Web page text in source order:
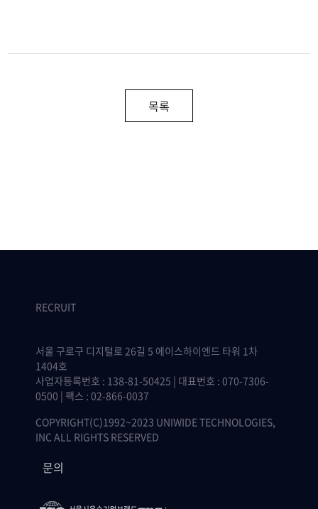
목록
RECRUIT
서울 구로구 디지털로 26길 5 에이스하이엔드 타워 1차
1404호
사업자등록번호 : 138-81-50425 | 대표번호 : 070-7306-
0500 | 팩스 : 02-866-0037
COPYRIGHT(C)1992~2023 UNIWIDE TECHNOLOGIES,
INC ALL RIGHTS RESERVED
문의